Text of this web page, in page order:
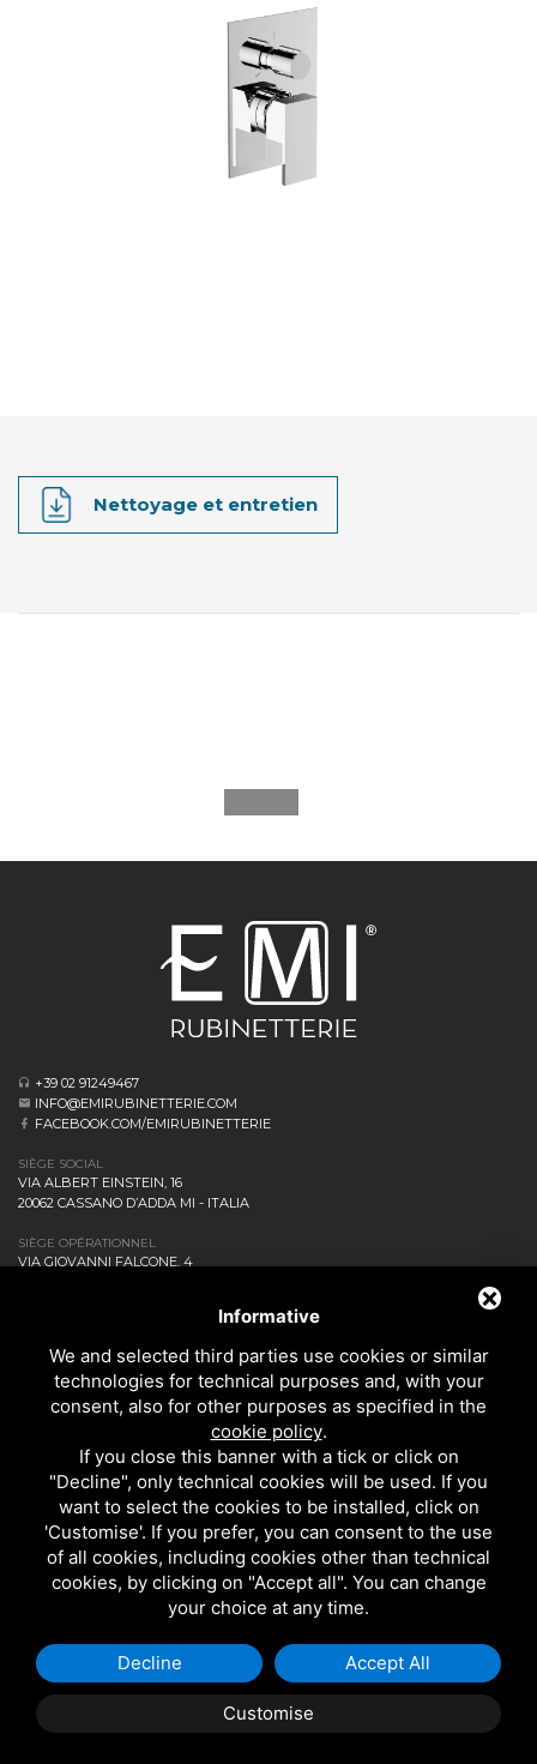
Nettoyage et entretien
+39 02 91249467
INFO@EMIRUBINETTERIE.COM
FACEBOOK.COM/EMIRUBINETTERIE
SIÈGE SOCIAL
VIA ALBERT EINSTEIN, 16
20062 CASSANO D’ADDA MI - ITALIA
SIÈGE OPÉRATIONNEL
VIA GIOVANNI FALCONE, 4
DOWNLOAD
CONTACTEZ-NOUS!
PRIVACY
TOUS LES PRODUITS
EMI RUBINETTERIE SRL - P.IVA 09985650960
CE SITE EST PROTÉGÉ PAR GOOGLE RECAPTCHA V3, LES RÈGLES DE
ET LESCONDITIONS D'UTILISATION.
Informative
We and selected third parties use cookies or similar
technologies for technical purposes and, with your
consent, also for other purposes as specified in the
cookie policy.
If you close this banner with a tick or click on
"Decline", only technical cookies will be used. If you
want to select the cookies to be installed, click on
'Customise'. If you prefer, you can consent to the use
of all cookies, including cookies other than technical
cookies, by clicking on "Accept all". You can change
your choice at any time.
Customise
Decline Accept All